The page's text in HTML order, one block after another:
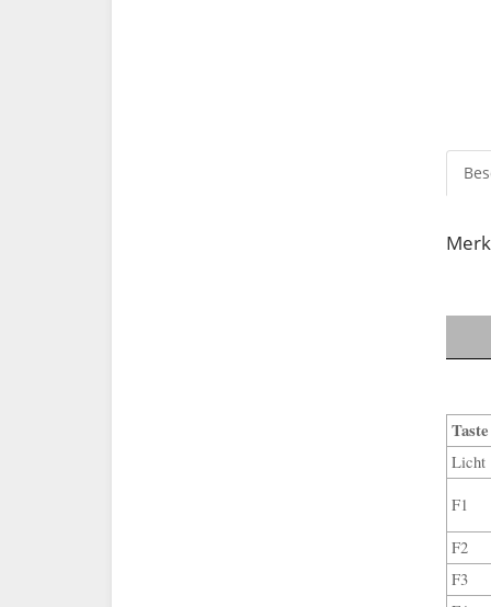
Taste
Licht
F1
F2
F3